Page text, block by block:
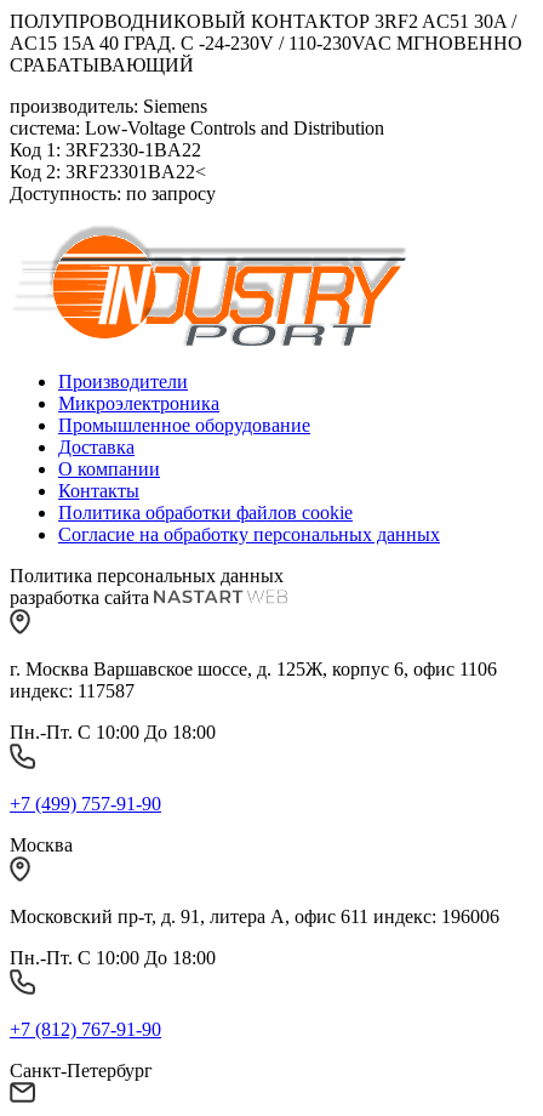
ПОЛУПРОВОДНИКОВЫЙ КОНТАКТОР 3RF2 AC51 30A /
AC15 15A 40 ГРАД. C -24-230V / 110-230VAC МГНОВЕННО
СРАБАТЫВАЮЩИЙ
производитель: Siemens
система: Low-Voltage Controls and Distribution
Код 1: 3RF2330-1BA22
Код 2: 3RF23301BA22<
Доступность: по запросу
Производители
Микроэлектроника
Промышленное оборудование
Доставка
О компании
Контакты
Политика обработки файлов cookie
Согласие на обработку персональных данных
Политика персональных данных
разработка сайта
г. Москва Варшавское шоссе, д. 125Ж, корпус 6, офис 1106
индекс: 117587
Пн.-Пт. С 10:00 До 18:00
+7 (499) 757-91-90
Москва
Московский пр-т, д. 91, литера А, офис 611 индекс: 196006
Пн.-Пт. С 10:00 До 18:00
+7 (812) 767-91-90
Санкт-Петербург